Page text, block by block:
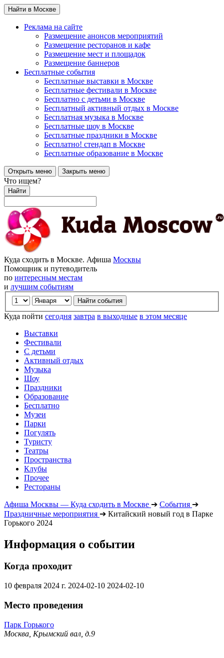
Найти в Москве
Реклама на сайте
Размещение анонсов мероприятий
Размещение ресторанов и кафе
Размещение мест и площадок
Размещение баннеров
Бесплатные события
Бесплатные выставки в Москве
Бесплатные фестивали в Москве
Бесплатно с детьми в Москве
Бесплатный активный отдых в Москве
Бесплатная музыка в Москве
Бесплатные шоу в Москве
Бесплатные праздники в Москве
Бесплатно! стендап в Москве
Бесплатные образование в Москве
Открыть меню Закрыть меню
Что ищем?
Найти
Куда сходить в Москве. Афиша Москвы
Помощник и путеводитель
по интересным местам
и лучшим событиям
Куда пойти сегодня завтра в выходные в этом месяце
Выставки
Фестивали
С детьми
Активный отдых
Музыка
Шоу
Праздники
Образование
Бесплатно
Музеи
Парки
Погулять
Туристу
Театры
Пространства
Клубы
Прочее
Рестораны
Афиша Москвы — Куда сходить в Москве ➔ События ➔
Праздничные мероприятия ➔ Китайский новый год в Парке
Горького 2024
Информация о событии
Когда проходит
10 февраля 2024 г. 2024-02-10 2024-02-10
Место проведения
Парк Горького
Москва, Крымский вал, д.9